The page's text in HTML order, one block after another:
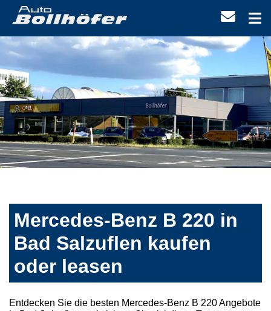
Mercedes-Benz B 220 in
Bad Salzuflen kaufen
oder leasen
Entdecken Sie die besten Mercedes-Benz B 220 Angebote